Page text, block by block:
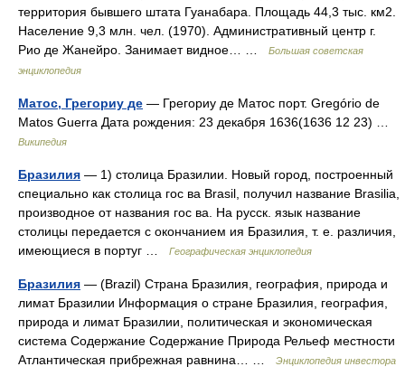
территория бывшего штата Гуанабара. Площадь 44,3 тыс. км2.
Население 9,3 млн. чел. (1970). Административный центр г.
Рио де Жанейро. Занимает видное… …
Большая советская
энциклопедия
Матос, Грегориу де — Грегориу де Матос порт. Gregório de
Matos Guerra Дата рождения: 23 декабря 1636(1636 12 23) …
Википедия
Бразилия — 1) столица Бразилии. Новый город, построенный
специально как столица гос ва Brasil, получил название Brasilia,
производное от названия гос ва. На русск. язык название
столицы передается с окончанием ия Бразилия, т. е. различия,
имеющиеся в португ …
Географическая энциклопедия
Бразилия — (Brazil) Страна Бразилия, география, природа и
лимат Бразилии Информация о стране Бразилия, география,
природа и лимат Бразилии, политическая и экономическая
система Содержание Содержание Природа Рельеф местности
Атлантическая прибрежная равнина… …
Энциклопедия инвестора